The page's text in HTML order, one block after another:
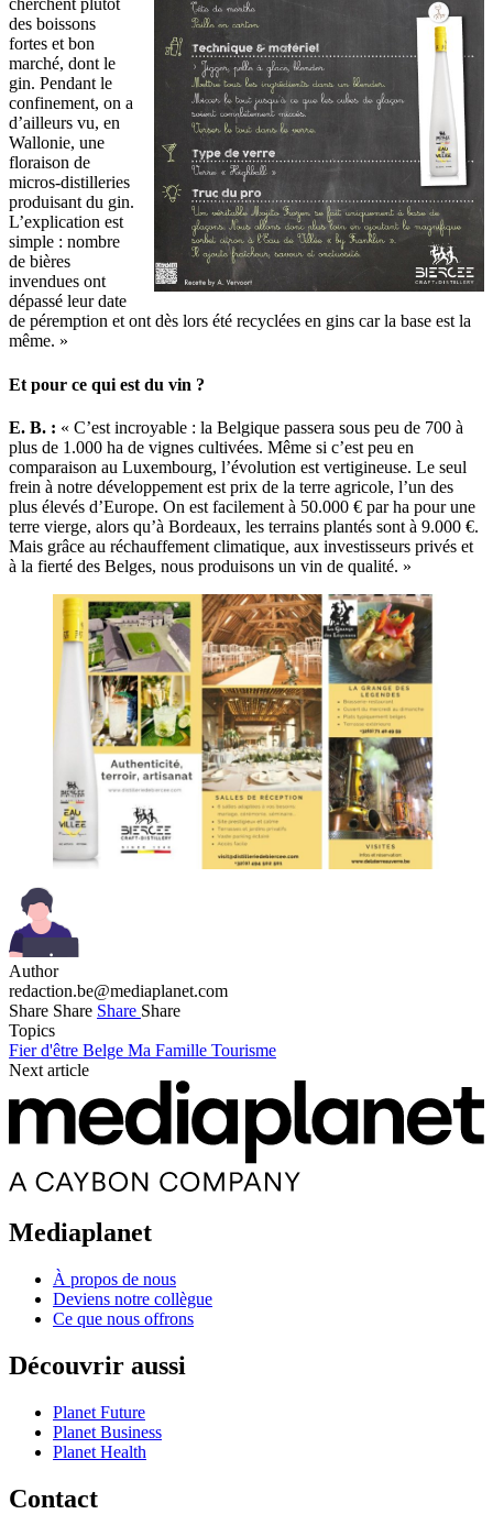
cherchent plutôt
des boissons
fortes et bon
marché, dont le
gin. Pendant le
confinement, on a
d’ailleurs vu, en
Wallonie, une
floraison de
micros-distilleries
produisant du gin.
L’explication est
simple : nombre
de bières
invendues ont
dépassé leur date
de péremption et ont dès lors été recyclées en gins car la base est la
même. »
Et pour ce qui est du vin ?
E. B. : « C’est incroyable : la Belgique passera sous peu de 700 à
plus de 1.000 ha de vignes cultivées. Même si c’est peu en
comparaison au Luxembourg, l’évolution est vertigineuse. Le seul
frein à notre développement est prix de la terre agricole, l’un des
plus élevés d’Europe. On est facilement à 50.000 € par ha pour une
terre vierge, alors qu’à Bordeaux, les terrains plantés sont à 9.000 €.
Mais grâce au réchauffement climatique, aux investisseurs privés et
à la fierté des Belges, nous produisons un vin de qualité. »
Author
redaction.be@mediaplanet.com
Share Share Share Share
Topics
Fier d'être Belge Ma Famille Tourisme
Next article
Mediaplanet
À propos de nous
Deviens notre collègue
Ce que nous offrons
Découvrir aussi
Planet Future
Planet Business
Planet Health
Contact